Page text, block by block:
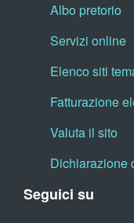
Albo pretorio
Servizi online
Elenco siti
Fatturazione
Valuta il sito
Dichiarazione
Seguici su